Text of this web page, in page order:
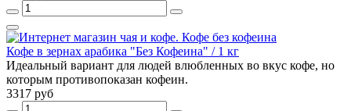
Кофе в зернах арабика "Без Кофеина" / 1 кг
Идеальный вариант для людей влюбленных во вкус кофе, но
которым противопоказан кофеин.
3317 руб